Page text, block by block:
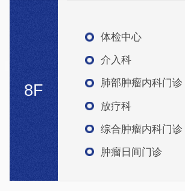
8F
体检中心
介入科
肺部肿瘤内科门诊
放疗科
综合肿瘤内科门诊
肿瘤日间门诊